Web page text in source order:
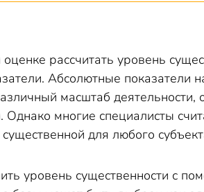
рассчитать уровень
Абсолютные показатели
масштаб
Однако многие специалисты
для любого
уровень существенности с